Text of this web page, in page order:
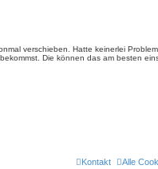
verschieben. Hatte keinerlei
Die können das am besten
Alle
Kontakt